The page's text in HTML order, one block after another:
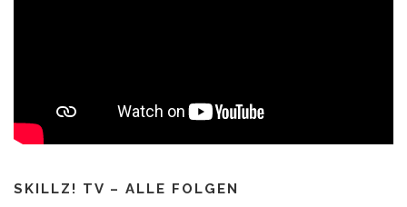
SKILLZ! TV – ALLE FOLGEN